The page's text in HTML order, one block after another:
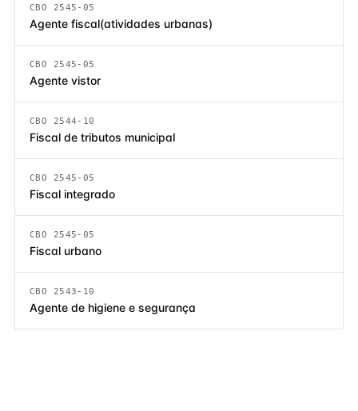
CBO 2545-05
Agente fiscal(atividades urbanas)
CBO 2545-05
Agente vistor
CBO 2544-10
Fiscal de tributos municipal
CBO 2545-05
Fiscal integrado
CBO 2545-05
Fiscal urbano
CBO 2543-10
Agente de higiene e segurança